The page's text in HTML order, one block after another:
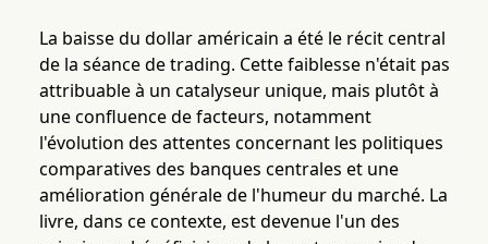
La baisse du dollar américain a été le récit central
de la séance de trading. Cette faiblesse n'était pas
attribuable à un catalyseur unique, mais plutôt à
une confluence de facteurs, notamment
l'évolution des attentes concernant les politiques
comparatives des banques centrales et une
amélioration générale de l'humeur du marché. La
livre, dans ce contexte, est devenue l'un des